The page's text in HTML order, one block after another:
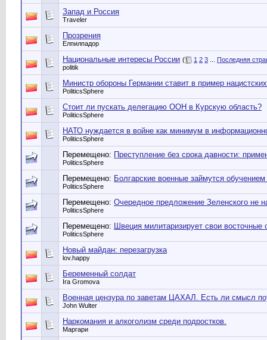
Запад и Россия
Traveler
Прозрения
Елпилпадор
Национальные интересы России ( 1 2 3
Последняя
politik
Министр обороны Германии ставит в пример
PoliticsSphere
Стоит ли пускать делегацию ООН в Курскую область?
PoliticsSphere
НАТО нуждается в войне как минимум в
PoliticsSphere
Перемещено: Преступление без срока давности:
PoliticsSphere
Перемещено: Болгарские военные займутся
PoliticsSphere
Перемещено: Очередное предложение Зеленского не
PoliticsSphere
Перемещено: Швеция милитаризирует свои восточные
PoliticsSphere
Новый майдан: перезагрузка
lov.happy
Беременный солдат
Ira Gromova
Военная цензура по заветам ЦАХАЛ. Есть ли смысл
John Wulter
Наркомания и алкоголизм среди подростков.
Маргари